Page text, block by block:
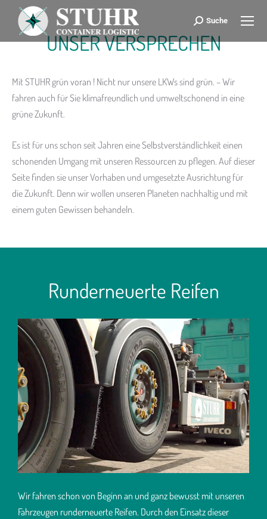
Search:
Suche
UNSER VERSPRECHEN
Mit STUHR grün voran ! Nicht nur unsere LKWs sind grün. – Wir
fahren auch für Sie klimafreundlich und umweltschonend in eine
grüne Zukunft.
Es ist für uns schon seit Jahren eine Selbstverständlichkeit einen
schonenden Umgang mit unseren Ressourcen zu pflegen. Auf dieser
Seite finden sie unser Vorhaben und umgesetzte Ausrichtung für
die Zukunft. Denn wir wollen unseren Planeten nachhaltig und mit
einem guten Gewissen behandeln.
Runderneuerte Reifen
Wir fahren schon von Beginn an und ganz bewusst mit unseren
Fahrzeugen runderneuerte Reifen. Durch den Einsatz dieser